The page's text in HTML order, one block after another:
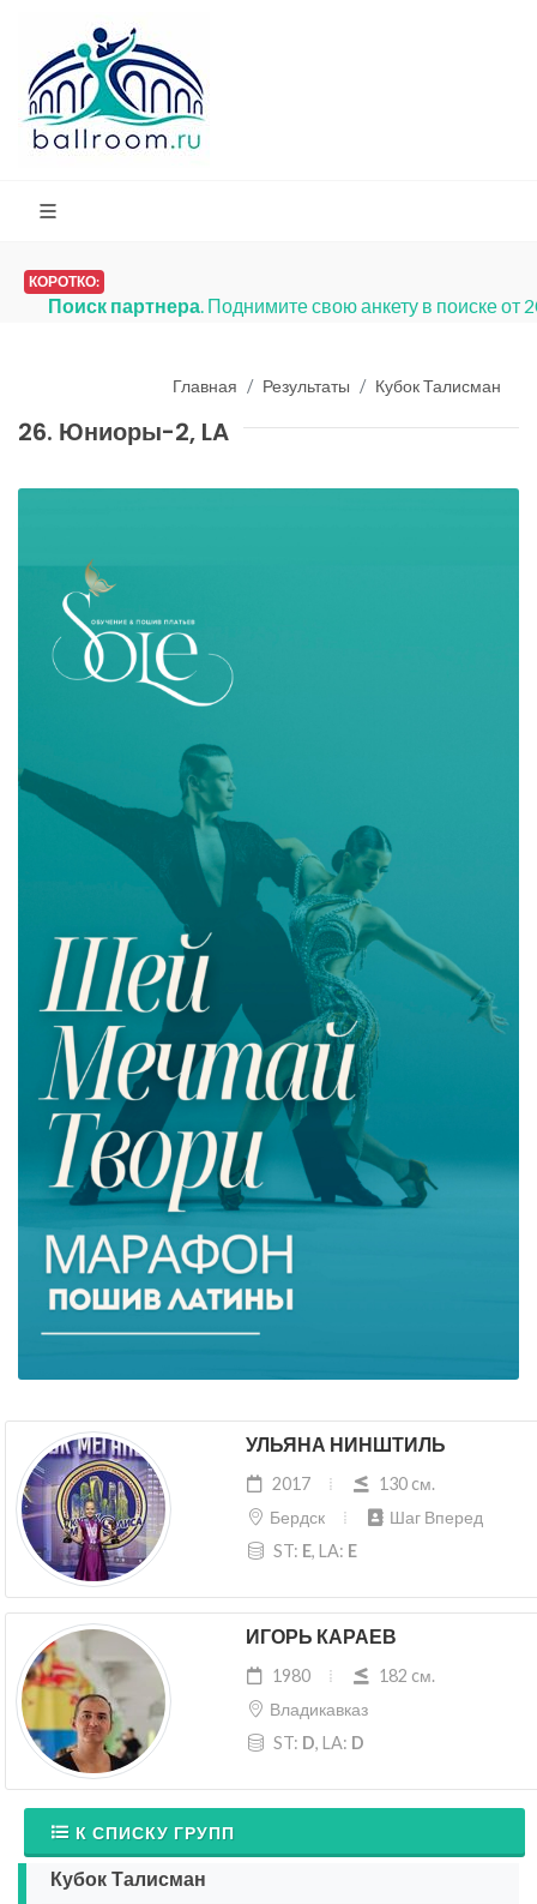
КОРОТКО:
Поиск партнера. Поднимите свою анкету в поиске от
Главная Результаты Кубок Талисман
26. Юниоры-2, LA
УЛЬЯНА НИНШТИЛЬ
2017
130 cм.
Бердск
Шаг Вперед
ST: E, LA: E
ИГОРЬ КАРАЕВ
1980
182 cм.
Владикавказ
ST: D, LA: D
К СПИСКУ ГРУПП
Кубок Талисман